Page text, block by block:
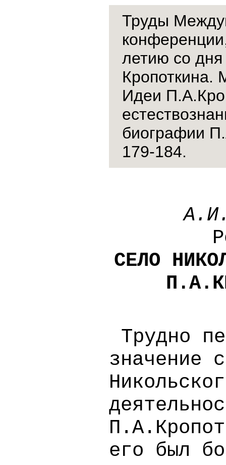
Труды
летию со
Кропоткина.
Идеи
биографии
179-184.
СЕЛО
Тpудно
значение
его был